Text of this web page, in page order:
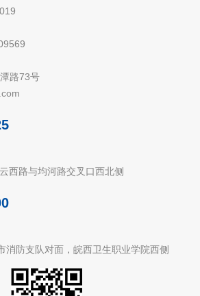
路73号
西路与均河路交叉口西北侧
消防支队对面，皖西卫生职业学院西侧